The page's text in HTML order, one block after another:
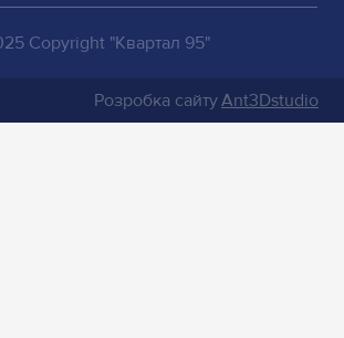
Copyright "Квартал 95"
Розробка сайтуAnt3Dstudio